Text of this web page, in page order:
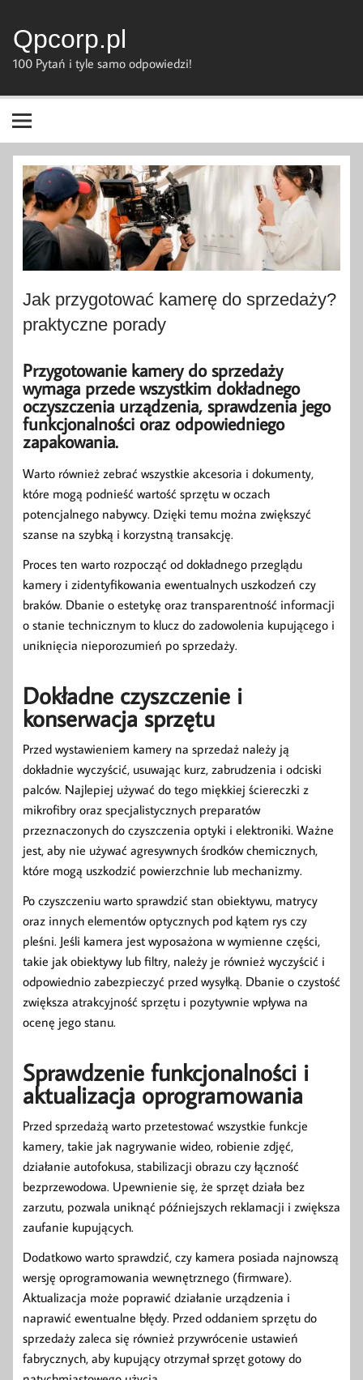
content
Qpcorp.pl
100 Pytań i tyle samo odpowiedzi!
Jak przygotować kamerę do sprzedaży?
praktyczne porady
Przygotowanie kamery do sprzedaży
wymaga przede wszystkim dokładnego
oczyszczenia urządzenia, sprawdzenia jego
funkcjonalności oraz odpowiedniego
zapakowania.
Warto również zebrać wszystkie akcesoria i dokumenty,
które mogą podnieść wartość sprzętu w oczach
potencjalnego nabywcy. Dzięki temu można zwiększyć
szanse na szybką i korzystną transakcję.
Proces ten warto rozpocząć od dokładnego przeglądu
kamery i zidentyfikowania ewentualnych uszkodzeń czy
braków. Dbanie o estetykę oraz transparentność informacji
o stanie technicznym to klucz do zadowolenia kupującego i
uniknięcia nieporozumień po sprzedaży.
Dokładne czyszczenie i
konserwacja sprzętu
Przed wystawieniem kamery na sprzedaż należy ją
dokładnie wyczyścić, usuwając kurz, zabrudzenia i odciski
palców. Najlepiej używać do tego miękkiej ściereczki z
mikrofibry oraz specjalistycznych preparatów
przeznaczonych do czyszczenia optyki i elektroniki. Ważne
jest, aby nie używać agresywnych środków chemicznych,
które mogą uszkodzić powierzchnie lub mechanizmy.
Po czyszczeniu warto sprawdzić stan obiektywu, matrycy
oraz innych elementów optycznych pod kątem rys czy
pleśni. Jeśli kamera jest wyposażona w wymienne części,
takie jak obiektywy lub filtry, należy je również wyczyścić i
odpowiednio zabezpieczyć przed wysyłką. Dbanie o czystość
zwiększa atrakcyjność sprzętu i pozytywnie wpływa na
ocenę jego stanu.
Sprawdzenie funkcjonalności i
aktualizacja oprogramowania
Przed sprzedażą warto przetestować wszystkie funkcje
kamery, takie jak nagrywanie wideo, robienie zdjęć,
działanie autofokusa, stabilizacji obrazu czy łączność
bezprzewodowa. Upewnienie się, że sprzęt działa bez
zarzutu, pozwala uniknąć późniejszych reklamacji i zwiększa
zaufanie kupujących.
Dodatkowo warto sprawdzić, czy kamera posiada najnowszą
wersję oprogramowania wewnętrznego (firmware).
Aktualizacja może poprawić działanie urządzenia i
naprawić ewentualne błędy. Przed oddaniem sprzętu do
sprzedaży zaleca się również przywrócenie ustawień
fabrycznych, aby kupujący otrzymał sprzęt gotowy do